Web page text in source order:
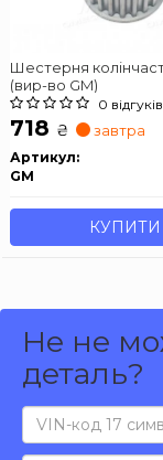
Шестерня
(вир-во GM)
0 відгуків
718 ₴ завтра
Артикул:
GM
КУПИТИ
Не не
деталь?